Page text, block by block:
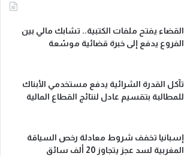
القضاء يفتح ملفات الكتبية.. تشابك مالي بين
الفروع يدفع إلى خبرة قضائية موسّعة
تآكل القدرة الشرائية يدفع مستخدمي الأبناك
للمطالبة بتقسيم عادل لنتائج القطاع المالية
إسبانيا تخفف شروط معادلة رخص السياقة
المغربية لسد عجز يتجاوز 20 ألف سائق